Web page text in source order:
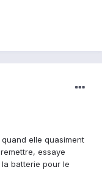
elle quasiment
essaye
batterie pour le